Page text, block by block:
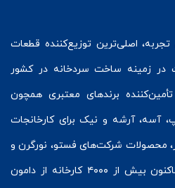
با ۱۳ سال تجربه، اصلی‌ترین توزیع‌کننده قطعات
زمینه ساخت سردخانه در کشور
برندهای معتبری همچون
آسه، آرشه و نیک برای کارخانجات
محصولات شرکت‌های فستو، نورگرن و
را توزیع می‌کنیم. تاکنون بیش از ۴۰۰۰ کارخانه از دامون